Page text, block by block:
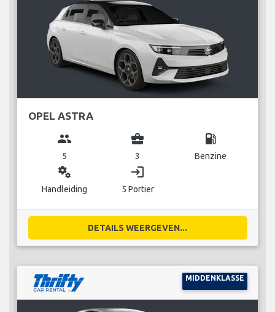
OPEL ASTRA
group
5
business_center
3
local_gas_station
Benzine
miscellaneous_services
Handleiding
login
5 Portier
DETAILS WEERGEVEN...
MIDDENKLASSE